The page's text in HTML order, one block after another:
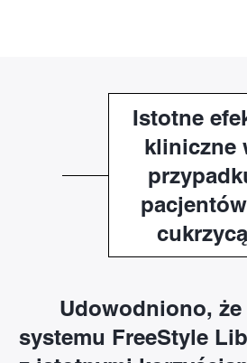
Istotne
kliniczne
cukrzycą
Udowodniono,
systemu FreeStyle